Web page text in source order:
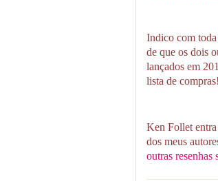
Indico com
de que os dois
lançados em
lista de compras!
Ken Follet
dos meus
outras